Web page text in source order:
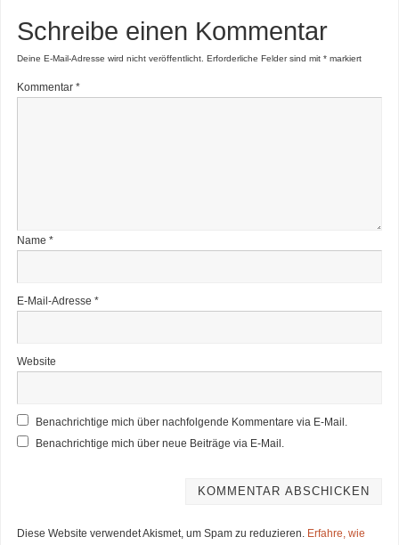
Schreibe einen Kommentar
Deine E-Mail-Adresse wird nicht veröffentlicht. Erforderliche Felder sind mit *markiert
Kommentar *
Name *
E-Mail-Adresse *
Website
Benachrichtige mich über nachfolgende Kommentare via E-Mail.
Benachrichtige mich über neue Beiträge via E-Mail.
Diese Website verwendet Akismet, um Spam zu reduzieren.
Erfahre, wie